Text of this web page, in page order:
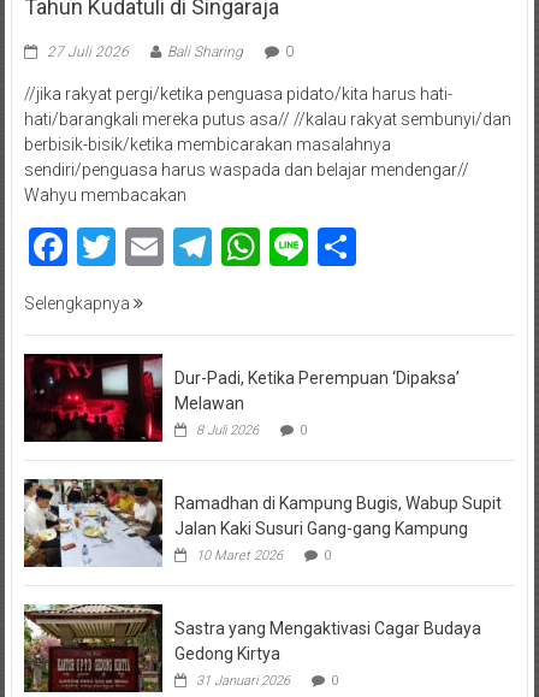
Tahun Kudatuli di Singaraja
27 Juli 2026 Bali Sharing 0
//jika rakyat pergi/ketika penguasa pidato/kita harus hati-
hati/barangkali mereka putus asa// //kalau rakyat sembunyi/dan
berbisik-bisik/ketika membicarakan masalahnya
sendiri/penguasa harus waspada dan belajar mendengar//
Wahyu membacakan
Facebook
Twitter
EmailTelegram
WhatsApp
LineShare
Selengkapnya
Dur-Padi, Ketika Perempuan ‘Dipaksa’
Melawan
8 Juli 2026 0
Ramadhan di Kampung Bugis, Wabup Supit
Jalan Kaki Susuri Gang-gang Kampung
10 Maret 2026 0
Sastra yang Mengaktivasi Cagar Budaya
Gedong Kirtya
31 Januari 2026 0